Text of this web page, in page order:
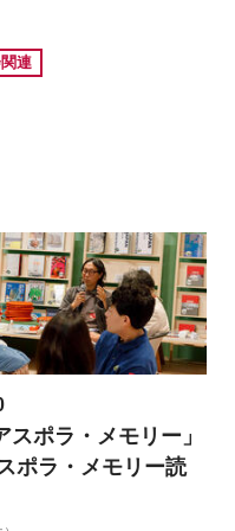
連
スポラ・メモリー」
ポラ・メモリー読